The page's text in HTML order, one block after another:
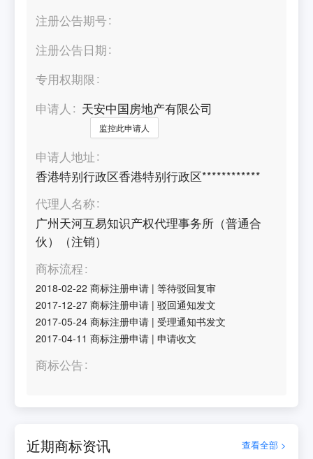
注册公告期号
注册公告日期
专用权期限
申请人
天安中国房地产有限公司
监控此申请人
申请人地址
香港特别行政区香港特别行政区************
代理人名称
广州天河互易知识产权代理事务所（普通合
伙）（注销）
商标流程
2018-02-22 商标注册申请 |等待驳回复审
2017-12-27 商标注册申请 |驳回通知发文
2017-05-24 商标注册申请 |受理通知书发文
2017-04-11 商标注册申请 |申请收文
商标公告
近期商标资讯 查看全部 >